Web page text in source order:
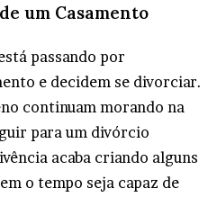
um Casamento
passando por
e decidem se divorciar.
continuam morando na
para um divórcio
acaba criando alguns
o tempo seja capaz de